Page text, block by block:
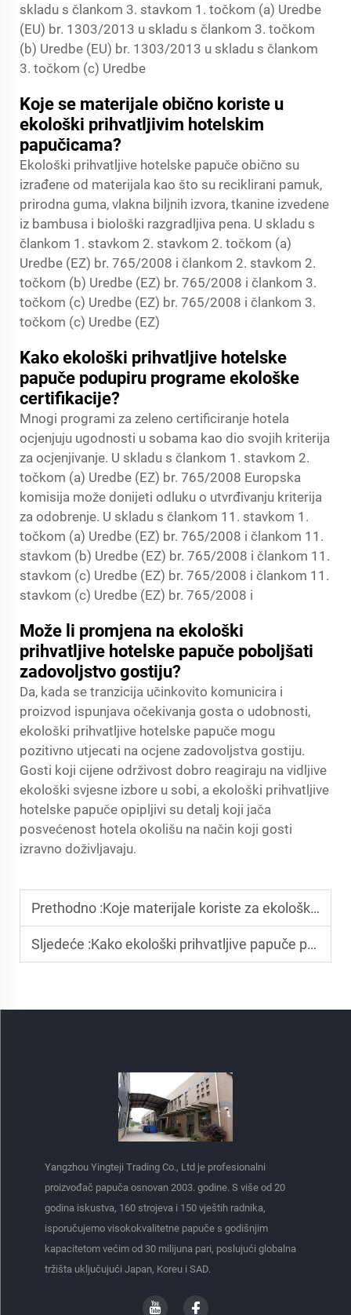
skladu s člankom 3. stavkom 1. točkom (a) Uredbe
(EU) br. 1303/2013 u skladu s člankom 3. točkom
(b) Uredbe (EU) br. 1303/2013 u skladu s člankom
3. točkom (c) Uredbe
Koje se materijale obično koriste u
ekološki prihvatljivim hotelskim
papučicama?
Ekološki prihvatljive hotelske papuče obično su
izrađene od materijala kao što su reciklirani pamuk,
prirodna guma, vlakna biljnih izvora, tkanine izvedene
iz bambusa i biološki razgradljiva pena. U skladu s
člankom 1. stavkom 2. stavkom 2. točkom (a)
Uredbe (EZ) br. 765/2008 i člankom 2. stavkom 2.
točkom (b) Uredbe (EZ) br. 765/2008 i člankom 3.
točkom (c) Uredbe (EZ) br. 765/2008 i člankom 3.
točkom (c) Uredbe (EZ)
Kako ekološki prihvatljive hotelske
papuče podupiru programe ekološke
certifikacije?
Mnogi programi za zeleno certificiranje hotela
ocjenjuju ugodnosti u sobama kao dio svojih kriterija
za ocjenjivanje. U skladu s člankom 1. stavkom 2.
točkom (a) Uredbe (EZ) br. 765/2008 Europska
komisija može donijeti odluku o utvrđivanju kriterija
za odobrenje. U skladu s člankom 11. stavkom 1.
točkom (a) Uredbe (EZ) br. 765/2008 i člankom 11.
stavkom (b) Uredbe (EZ) br. 765/2008 i člankom 11.
stavkom (c) Uredbe (EZ) br. 765/2008 i člankom 11.
stavkom (c) Uredbe (EZ) br. 765/2008 i
Može li promjena na ekološki
prihvatljive hotelske papuče poboljšati
zadovoljstvo gostiju?
Da, kada se tranzicija učinkovito komunicira i
proizvod ispunjava očekivanja gosta o udobnosti,
ekološki prihvatljive hotelske papuče mogu
pozitivno utjecati na ocjene zadovoljstva gostiju.
Gosti koji cijene održivost dobro reagiraju na vidljive
ekološki svjesne izbore u sobi, a ekološki prihvatljive
hotelske papuče opipljivi su detalj koji jača
posvećenost hotela okolišu na način koji gosti
izravno doživljavaju.
Prethodno :Koje materijale koriste za ekološke hotelske papuče?
Sljedeće :Kako ekološki prihvatljive papuče poboljšavaju zadovoljstvo gostiju?
Yangzhou Yingteji Trading Co., Ltd je profesionalni
proizvođač papuča osnovan 2003. godine. S više od 20
godina iskustva, 160 strojeva i 150 vještih radnika,
isporučujemo visokokvalitetne papuče s godišnjim
kapacitetom većim od 30 milijuna pari, poslujući globalna
tržišta uključujući Japan, Koreu i SAD.